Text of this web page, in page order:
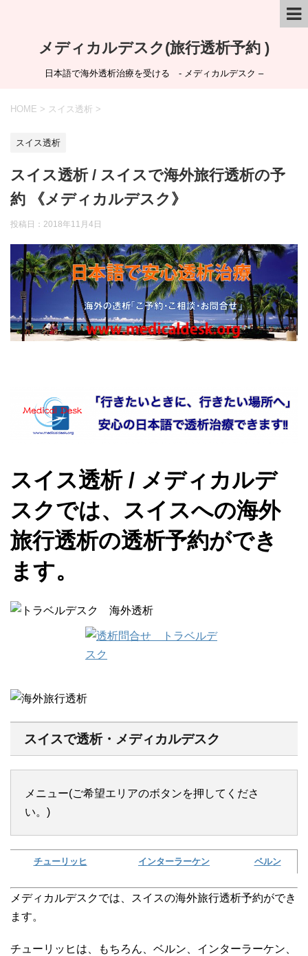
メディカルデスク(旅行透析予約 )
日本語で海外透析治療を受ける - メディカルデスク –
HOME > スイス透析 >
スイス透析
スイス透析 / スイスで海外旅行透析の予
約 《メディカルデスク》
投稿日： 2018年11月4日
スイス透析 / メディカルデ
スクでは、スイスへの海外
旅行透析の透析予約ができ
ます。
スイスで透析・メディカルデスク
メニュー(ご希望エリアのボタンを押してくださ
い。)
チューリッヒ インターラーケン ベルン
メディカルデスクでは、スイスの海外旅行透析予約ができ
ます。
チューリッヒは、もちろん、ベルン、インターラーケン、